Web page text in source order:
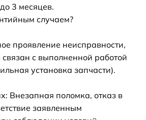
3 месяцев.
случаем?
проявление неисправности,
с выполненной работой
установка запчасти).
Внезапная поломка, отказ в
заявленным